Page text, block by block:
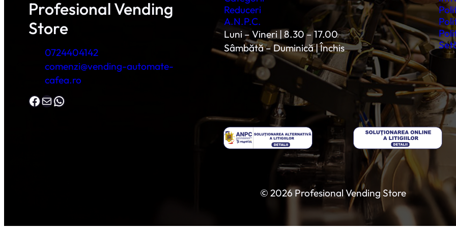
Profesional Vending
Store
0724404142
comenzi@vending-automate-
cafea.ro
Facebook Mail WhatsApp
Reduceri
A.N.P.C.
Luni – Vineri | 8.30 – 17.00
Sâmbătă – Duminică | Închis
© 2026 Profesional Vending Store